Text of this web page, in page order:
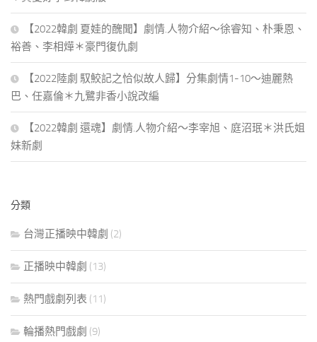
【2022韓劇 夏娃的醜聞】劇情.人物介紹～徐睿知、朴秉恩、
裕善、李相燁＊豪門復仇劇
【2022陸劇 馭鮫記之恰似故人歸】分集劇情1-10～迪麗熱
巴、任嘉倫＊九鷺非香小說改編
【2022韓劇 還魂】劇情.人物介紹～李宰旭、庭沼珉＊洪氏姐
妹新劇
分類
台灣正播映中韓劇 (2)
正播映中韓劇 (13)
熱門戲劇列表 (11)
輪播熱門戲劇 (9)